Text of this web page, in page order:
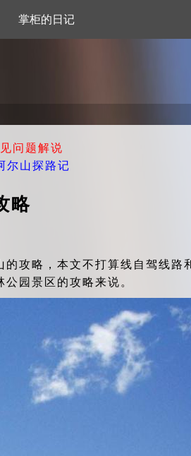
掌柜的日记
问题解说
尔山探路记
略
攻略，本文不打算线自驾线路
园景区的攻略来说。